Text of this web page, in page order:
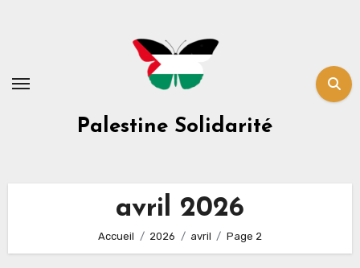
Palestine Solidarité
avril 2026
Accueil 2026 avril Page 2